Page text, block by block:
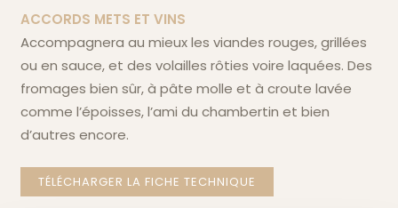
ACCORDS METS ET VINS
accompagnera au mieux les viandes rouges, grillées
ou en sauce, et des volailles rôties voire laquées. Des
fromages bien sûr, à pâte molle et à croute lavée
comme l’époisses, l’ami du chambertin et bien
d’autres encore.
TÉLÉCHARGER LA FICHE TECHNIQUE